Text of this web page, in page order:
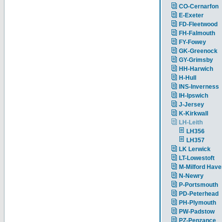
CO-Cernarfon
E-Exeter
FD-Fleetwood
FH-Falmouth
FY-Fowey
GK-Greenock
GY-Grimsby
HH-Harwich
H-Hull
INS-Inverness
IH-Ipswich
J-Jersey
K-Kirkwall
LH-Leith
LH356
LH357
LK Lerwick
LT-Lowestoft
M-Milford
N-Newry
P-Portsmouth
PD-Peterhead
PH-Plymouth
PW-Padstow
PZ-Penzance